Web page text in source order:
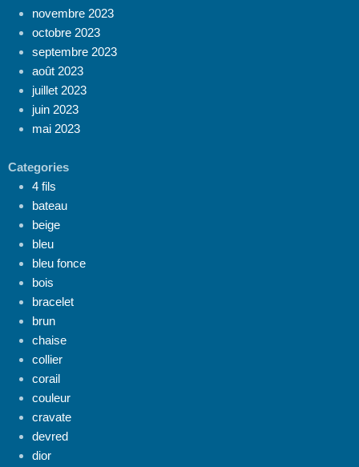
novembre 2023
octobre 2023
septembre 2023
août 2023
juillet 2023
juin 2023
mai 2023
Categories
4 fils
bateau
beige
bleu
bleu fonce
bois
bracelet
brun
chaise
collier
corail
couleur
cravate
devred
dior